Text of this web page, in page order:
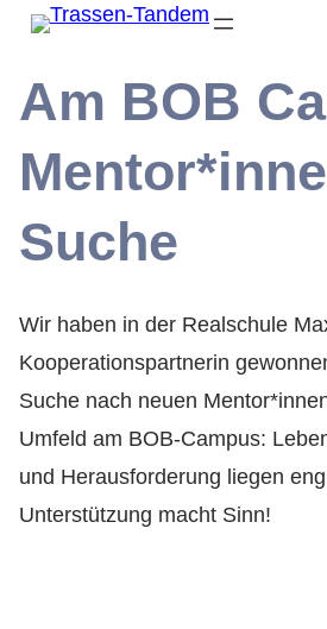
Am BOB
Suche
Wir haben in der Realschule
Kooperationspartnerin
Suche nach neuen
Umfeld am BOB-Campus:
und Herausforderung liegen
Unterstützung macht Sinn!